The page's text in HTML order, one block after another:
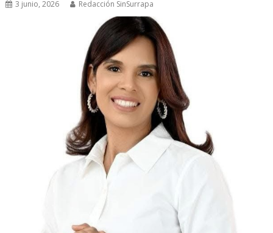
3 junio, 2026 Redacción SinSurrapa